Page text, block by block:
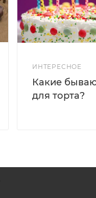
ИНТЕРЕСНОЕ
Какие
для торта?